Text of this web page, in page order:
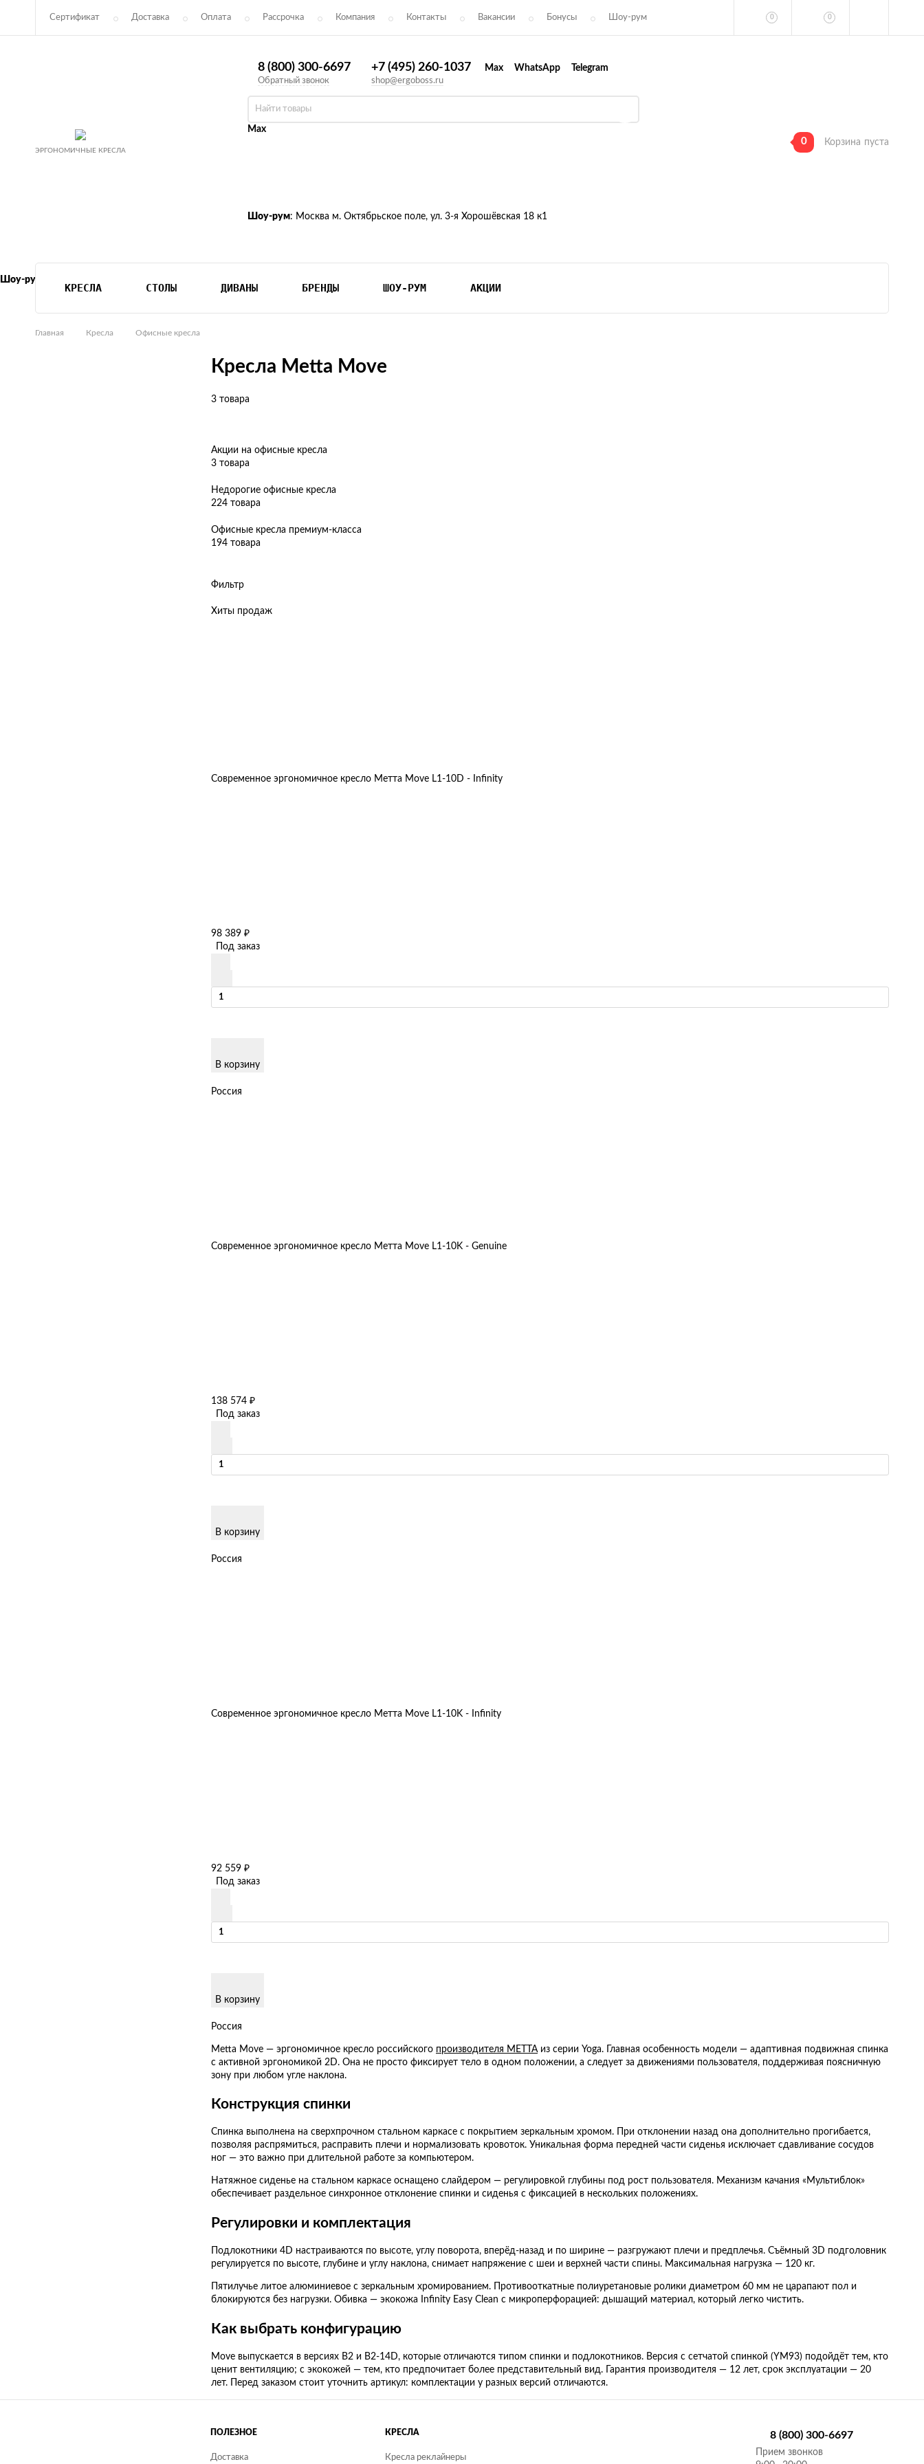
Сертификат Доставка Оплата Рассрочка Компания Контакты Вакансии Бонусы Шоу-рум 0 0
ЭРГОНОМИЧНЫЕ КРЕСЛА
8 (800) 300-6697
Обратный звонок
+7 (495) 260-1037 Max WhatsApp Telegram
shop@ergoboss.ru
Max
Шоу-рум: Москва м. Октябрьское поле, ул. 3-я Хорошёвская 18 к1
0 Корзина пуста
Шоу-рум
КРЕСЛА СТОЛЫ ДИВАНЫ БРЕНДЫ ШОУ-РУМ АКЦИИ
Главная Кресла Офисные кресла
Кресла Metta Move
3 товара
Акции на офисные кресла
3 товара
Недорогие офисные кресла
224 товара
Офисные кресла премиум-класса
194 товара
Фильтр
Хиты продаж
Современное эргономичное кресло Метта Move L1-10D - Infinity
98 389 ₽
Под заказ
В корзину
Россия
Современное эргономичное кресло Метта Move L1-10K - Genuine
138 574 ₽
Под заказ
В корзину
Россия
Современное эргономичное кресло Метта Move L1-10K - Infinity
92 559 ₽
Под заказ
В корзину
Россия
Metta Move — эргономичное кресло российского производителя МЕТТА из серии Yoga. Главная особенность модели — адаптивная подвижная спинка
с активной эргономикой 2D. Она не просто фиксирует тело в одном положении, а следует за движениями пользователя, поддерживая поясничную
зону при любом угле наклона.
Конструкция спинки
Спинка выполнена на сверхпрочном стальном каркасе с покрытием зеркальным хромом. При отклонении назад она дополнительно прогибается,
позволяя распрямиться, расправить плечи и нормализовать кровоток. Уникальная форма передней части сиденья исключает сдавливание сосудов
ног — это важно при длительной работе за компьютером.
Натяжное сиденье на стальном каркасе оснащено слайдером — регулировкой глубины под рост пользователя. Механизм качания «Мультиблок»
обеспечивает раздельное синхронное отклонение спинки и сиденья с фиксацией в нескольких положениях.
Регулировки и комплектация
Подлокотники 4D настраиваются по высоте, углу поворота, вперёд-назад и по ширине — разгружают плечи и предплечья. Съёмный 3D подголовник
регулируется по высоте, глубине и углу наклона, снимает напряжение с шеи и верхней части спины. Максимальная нагрузка — 120 кг.
Пятилучье литое алюминиевое с зеркальным хромированием. Противооткатные полиуретановые ролики диаметром 60 мм не царапают пол и
блокируются без нагрузки. Обивка — экокожа Infinity Easy Clean с микроперфорацией: дышащий материал, который легко чистить.
Как выбрать конфигурацию
Move выпускается в версиях B2 и B2-14D, которые отличаются типом спинки и подлокотников. Версия с сетчатой спинкой (YM93) подойдёт тем, кто
ценит вентиляцию; с экокожей — тем, кто предпочитает более представительный вид. Гарантия производителя — 12 лет, срок эксплуатации — 20
лет. Перед заказом стоит уточнить артикул: комплектации у разных версий отличаются.
ПОЛЕЗНОЕ
Доставка
КРЕСЛА
Кресла реклайнеры
8 (800) 300-6697
Прием звонков